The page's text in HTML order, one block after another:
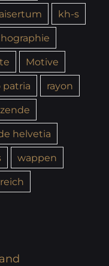
kh-s
Motive
patria
rayon
helvetia
wappen